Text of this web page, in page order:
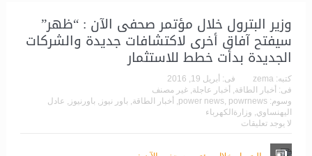
وزير البترول خلال مؤتمر صحفى الآن : “ظهر”
سيفتح آفاق أخرى لاكتشافات جديدة والشركات
الجديدة بدأت خطط للاستثمار
كتبه: zema فى: أبريل 19, 2016
فى: أخبار الطاقة, أخبار عاجلة, غير مصنف
وسوم:
power news, powrnews
, أخبار الطاقة, باور نيوز , باورنيوز , عادل
اليهنساوي, وزارةالكهرباء
لا يوجد تعليقات